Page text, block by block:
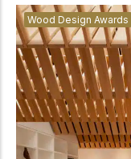
Wood Design Awards